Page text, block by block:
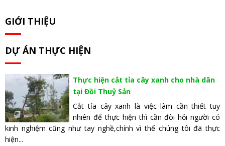
GIỚI THIỆU
DỰ ÁN THỰC HIỆN
Thực hiện cắt tỉa cây xanh cho nhà dân
tại Đồi Thuỷ Sản
Cắt tỉa cây xanh là việc làm cần thiết tuy
nhiên để thực hiện thì cần đòi hỏi người có
kinh nghiệm cũng như tay nghề,chính vì thế chúng tôi đã thực
hiện...